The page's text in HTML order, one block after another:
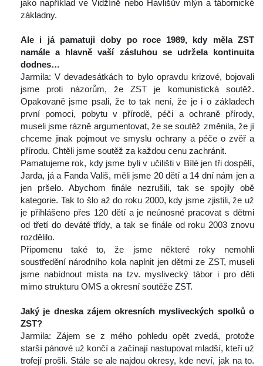
jako například ve Vidžíně nebo Havlišův mlýn a tábornické
základny.
Ale i já pamatuji doby po roce 1989, kdy měla ZST
namále a hlavně vaší zásluhou se udržela kontinuita
dodnes…
Jarmila: V devadesátkách to bylo opravdu krizové, bojovali
jsme proti názorům, že ZST je komunistická soutěž.
Opakovaně jsme psali, že to tak není, že je i o základech
první pomoci, pobytu v přírodě, péči a ochraně přírody,
museli jsme rázně argumentovat, že se soutěž změnila, že jí
chceme jinak pojmout ve smyslu ochrany a péče o zvěř a
přírodu. Chtěli jsme soutěž za každou cenu zachránit.
Pamatujeme rok, kdy jsme byli v učilišti v Bílé jen tři dospělí,
Jarda, já a Fanda Vališ, měli jsme 20 dětí a 14 dní nám jen a
jen pršelo. Abychom finále nezrušili, tak se spojily obě
kategorie. Tak to šlo až do roku 2000, kdy jsme zjistili, že už
je přihlášeno přes 120 dětí a je neúnosné pracovat s dětmi
od třetí do deváté třídy, a tak se finále od roku 2003 znovu
rozdělilo.
Připomenu také to, že jsme některé roky nemohli
oustředění národního kola naplnit jen dětmi ze ZST, museli
jsme nabídnout místa na tzv. myslivecký tábor i pro děti
mimo strukturu OMS a okresní soutěže ZST.
Jaký je dneska zájem okresních mysliveckých spolků o
ZST?
Jarmila: Zájem se z mého pohledu opět zvedá, protože
tarší pánové už končí a začínají nastupovat mladší, kteří už
trofejí prošli. Stále se ale najdou okresy, kde neví, jak na to.